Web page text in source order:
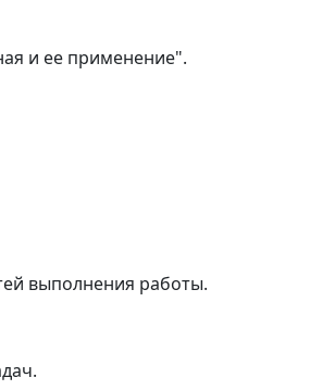
и ее применение".
выполнения работы.